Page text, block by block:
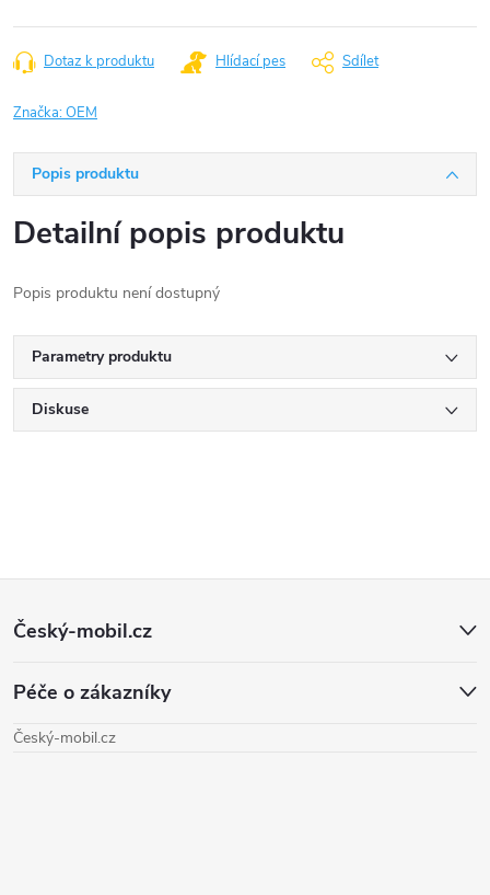
Dotaz k produktu Hlídací pes Sdílet
Značka:OEM
Popis produktu
Detailní popis produktu
Popis produktu není dostupný
Parametry produktu
Diskuse
Z
p
Český-mobil.cz
Péče o zákazníky
Český-mobil.cz